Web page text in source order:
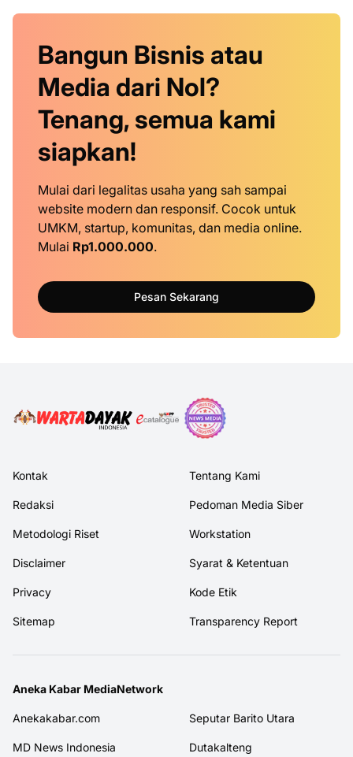
Bangun Bisnis atau
Media dari Nol?
Tenang, semua kami
siapkan!
Mulai dari legalitas usaha yang sah sampai
website modern dan responsif. Cocok untuk
UMKM, startup, komunitas, dan media online.
Mulai Rp1.000.000.
Pesan Sekarang
Kontak Tentang Kami
Redaksi Pedoman Media Siber
Metodologi Riset Workstation
Disclaimer Syarat & Ketentuan
Privacy Kode Etik
Sitemap Transparency Report
Aneka Kabar MediaNetwork
Anekakabar.com Seputar Barito Utara
MD News Indonesia Dutakalteng